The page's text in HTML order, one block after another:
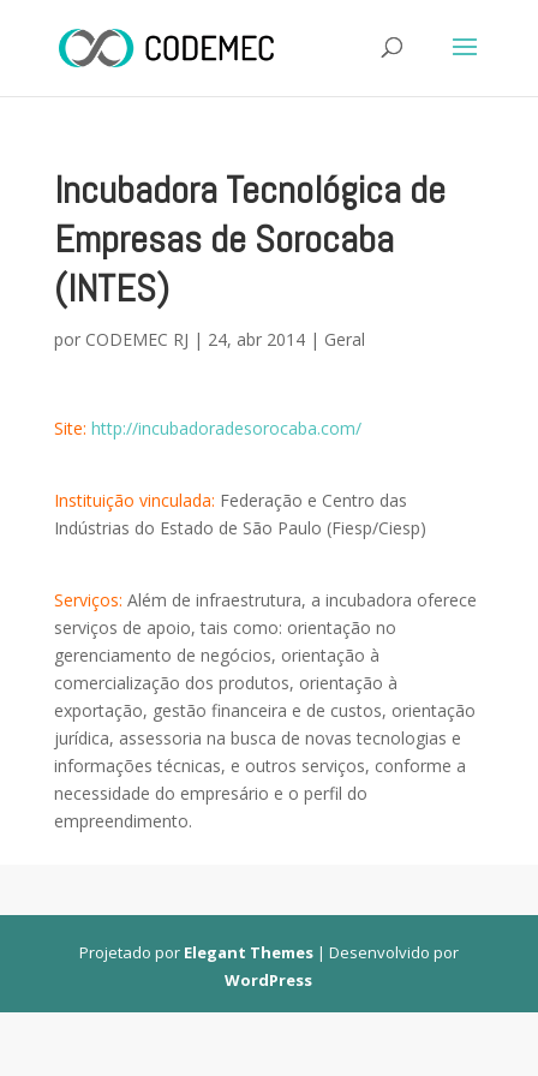
Incubadora Tecnológica de
Empresas de Sorocaba
(INTES)
por CODEMEC RJ | 24, abr 2014| Geral
Site: http://incubadoradesorocaba.com/
Instituição vinculada: Federação e Centro das
Indústrias do Estado de São Paulo (Fiesp/Ciesp)
Serviços: Além de infraestrutura, a incubadora oferece
serviços de apoio, tais como: orientação no
gerenciamento de negócios, orientação à
comercialização dos produtos, orientação à
exportação, gestão financeira e de custos, orientação
jurídica, assessoria na busca de novas tecnologias e
informações técnicas, e outros serviços, conforme a
necessidade do empresário e o perfil do
empreendimento.
Projetado por Elegant Themes| Desenvolvido por
WordPress